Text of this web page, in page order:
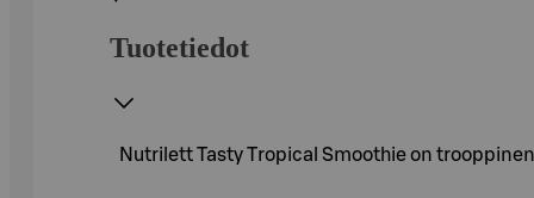
Tuotetiedot
Nutrilett Tasty Tropical Smoothie on